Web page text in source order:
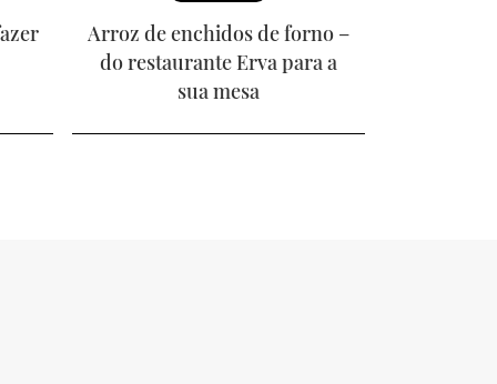
Arroz de enchidos de forno –
do restaurante Erva para a
sua mesa